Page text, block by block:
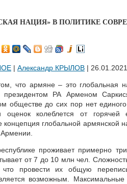
НАЦИЯ» В ПОЛИТИКЕ
| Александр КРЫЛОВ |
что армяне – это глобальная
президентом РА Арменом
обществе до сих пор нет
оценок колеблется от
глобальной армянской
проживает примерно
от 7 до 10 млн чел.
провести их общую
возможным. Максимальные